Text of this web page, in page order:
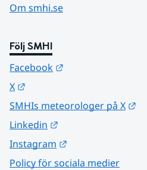
Om smhi.se
Följ SMHI
Facebook
X
SMHIs meteorologer på X
Linkedin
Instagram
Policy för sociala medier